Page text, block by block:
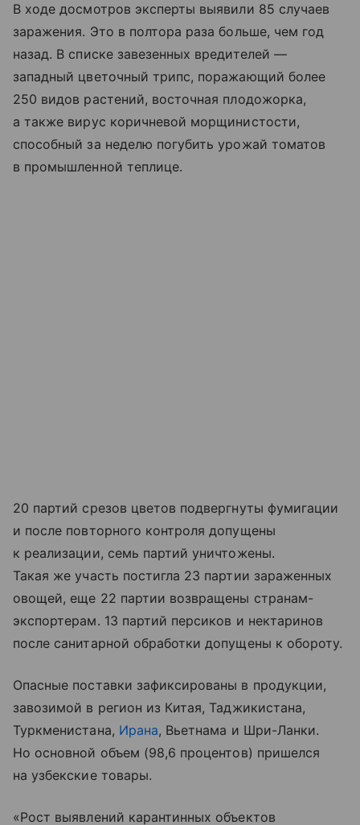
В ходе досмотров эксперты выявили 85 случаев
заражения. Это в полтора раза больше, чем год
назад. В списке завезенных вредителей —
западный цветочный трипс, поражающий более
250 видов растений, восточная плодожорка,
а также вирус коричневой морщинистости,
способный за неделю погубить урожай томатов
в промышленной теплице.
20 партий срезов цветов подвергнуты фумигации
и после повторного контроля допущены
к реализации, семь партий уничтожены.
Такая же участь постигла 23 партии зараженных
овощей, еще 22 партии возвращены странам-
экспортерам. 13 партий персиков и нектаринов
после санитарной обработки допущены к обороту.
Опасные поставки зафиксированы в продукции,
завозимой в регион из Китая, Таджикистана,
Туркменистана, Ирана, Вьетнама и Шри-Ланки.
Но основной объем (98,6 процентов) пришелся
на узбекские товары.
«Рост выявлений карантинных объектов